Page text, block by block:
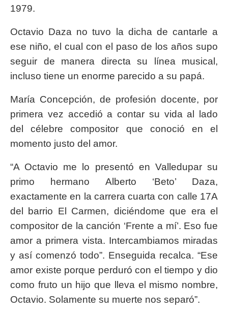
1979.
Octavio Daza no tuvo la dicha de cantarle a
ese niño, el cual con el paso de los años supo
seguir de manera directa su línea musical,
incluso tiene un enorme parecido a su papá.
María Concepción, de profesión docente, por
primera vez accedió a contar su vida al lado
del célebre compositor que conoció en el
momento justo del amor.
“A Octavio me lo presentó en Valledupar su
primo hermano Alberto ‘Beto’ Daza,
exactamente en la carrera cuarta con calle 17A
del barrio El Carmen, diciéndome que era el
compositor de la canción ‘Frente a mí’. Eso fue
amor a primera vista. Intercambiamos miradas
y así comenzó todo”. Enseguida recalca. “Ese
amor existe porque perduró con el tiempo y dio
como fruto un hijo que lleva el mismo nombre,
Octavio. Solamente su muerte nos separó”.